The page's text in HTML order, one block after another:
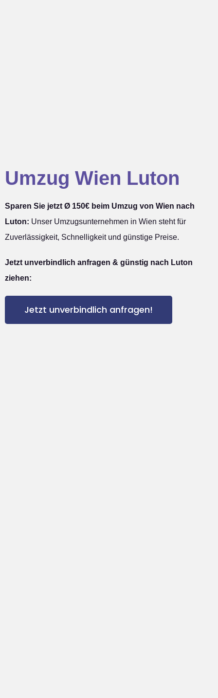
Umzug Wien Luton
Sparen Sie jetzt Ø 150€ beim Umzug von Wien nach
Luton: Unser Umzugsunternehmen in Wien steht für
Zuverlässigkeit, Schnelligkeit und günstige Preise.
Jetzt unverbindlich anfragen & günstig nach Luton
ziehen:
Jetzt unverbindlich anfragen!